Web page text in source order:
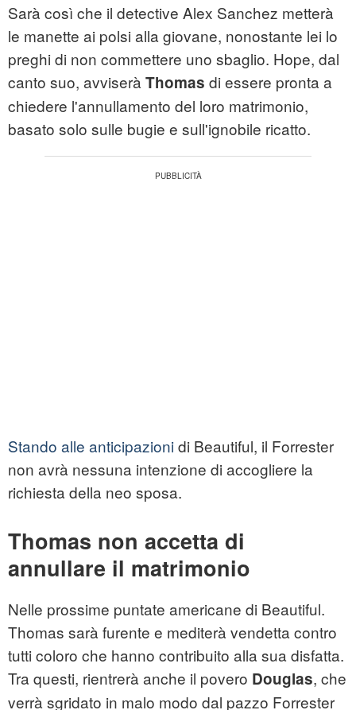
Sarà così che il detective Alex Sanchez metterà
le manette ai polsi alla giovane, nonostante lei lo
preghi di non commettere uno sbaglio. Hope, dal
canto suo, avviserà Thomas di essere pronta a
chiedere l'annullamento del loro matrimonio,
basato solo sulle bugie e sull'ignobile ricatto.
Stando alle anticipazionidi Beautiful, il Forrester
non avrà nessuna intenzione di accogliere la
richiesta della neo sposa.
Thomas non accetta di
annullare il matrimonio
Nelle prossime puntate americane di Beautiful.
Thomas sarà furente e mediterà vendetta contro
tutti coloro che hanno contribuito alla sua disfatta.
Tra questi, rientrerà anche il povero Douglas, che
verrà sgridato in malo modo dal pazzo Forrester